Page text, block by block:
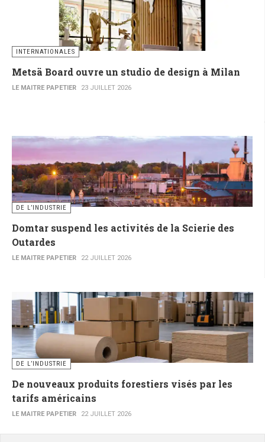
INTERNATIONALES
Metsä Board ouvre un studio de design à Milan
LE MAITRE PAPETIER 23 JUILLET 2026
DE L’INDUSTRIE
Domtar suspend les activités de la Scierie des
Outardes
LE MAITRE PAPETIER 22 JUILLET 2026
DE L’INDUSTRIE
De nouveaux produits forestiers visés par les
tarifs américains
LE MAITRE PAPETIER 22 JUILLET 2026